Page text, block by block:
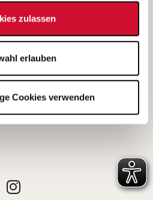
zulassen
erlauben
Cookies verwenden